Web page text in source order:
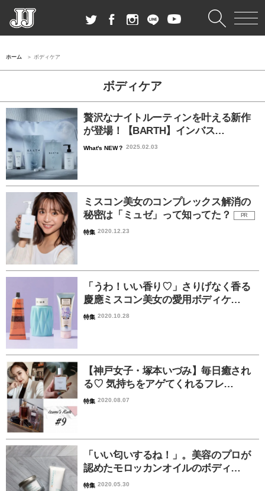
ホーム ボディケア
ボディケア
贅沢なナイトルーティンを叶える新作
が登場！【BARTH】インバス…
What's NEW？ 2025.02.03
ミスコン美女のコンプレックス解消の
秘密は「ミュゼ」って知ってた？
PR
特集 2020.12.23
「うわ！いい香り♡」さりげなく香る
慶應ミスコン美女の愛用ボディケ…
特集 2020.10.28
【神戸女子・塚本いづみ】毎日癒され
る♡ 気持ちをアゲてくれるフレ…
特集 2020.08.07
「いい匂いするね！」。美容のプロが
認めたモロッカンオイルのボディ…
特集 2020.05.30